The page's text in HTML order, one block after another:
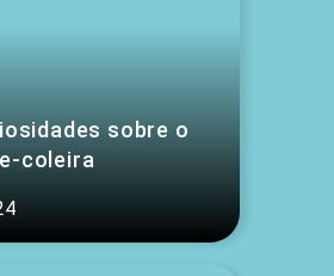
sobre o
coleira